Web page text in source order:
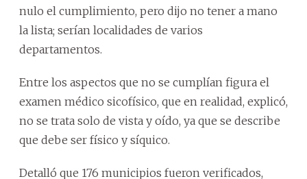
nulo el cumplimiento, pero dijo no tener a mano
la lista; serían localidades de varios
departamentos.
Entre los aspectos que no se cumplían figura el
examen médico sicofísico, que en realidad, explicó,
no se trata solo de vista y oído, ya que se describe
que debe ser físico y síquico.
Detalló que 176 municipios fueron verificados,